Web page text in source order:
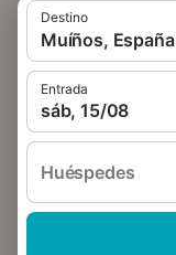
Destino
Muíños, España
Entrada
sáb, 15/08
Huéspedes